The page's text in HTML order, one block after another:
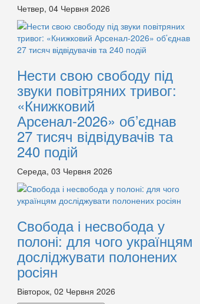
Четвер, 04 Червня 2026
Нести свою свободу під
звуки повітряних тривог:
«Книжковий
Арсенал-2026» об’єднав
27 тисяч відвідувачів та
240 подій
Середа, 03 Червня 2026
Свобода і несвобода у
полоні: для чого українцям
досліджувати полонених
росіян
Вівторок, 02 Червня 2026